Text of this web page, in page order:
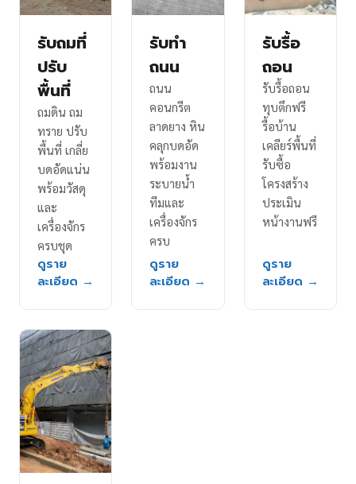
รับถมที่
ปรับ
พื้นที่
ถมดิน ถม
ทราย ปรับ
พื้นที่ เกลี่ย
บดอัดแน่น
พร้อมวัสดุ
และ
เครื่องจักร
ครบชุด
ดูราย
ละเอียด →
รับทำ
ถนน
ถนน
คอนกรีต
ลาดยาง หิน
คลุกบดอัด
พร้อมงาน
ระบายน้ำ
ทีมและ
เครื่องจักร
ครบ
ดูราย
ละเอียด →
รับรื้อ
ถอน
รับรื้อถอน
ทุบตึกฟรี
รื้อบ้าน
เคลียร์พื้นที่
รับซื้อ
โครงสร้าง
ประเมิน
หน้างานฟรี
ดูราย
ละเอียด →